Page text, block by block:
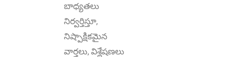
బాధ్యతలు
నిర్వర్తిస్తూ,
నిష్పాక్షికమైన
వార్తలు, విశ్లేషణలు